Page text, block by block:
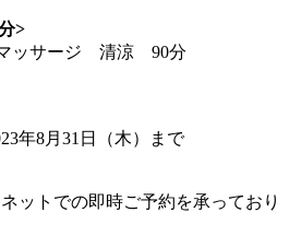
>
ッサージ 清涼 90分
年8月31日（木）まで
ットでの即時ご予約を承っており